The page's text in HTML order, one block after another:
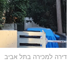
דירה למכירה בתל אביב